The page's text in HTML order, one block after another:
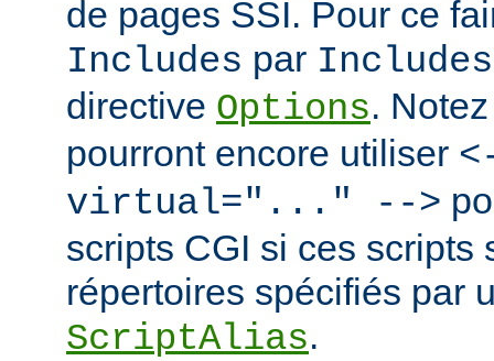
de pages SSI. Pour ce
Includes par
directive Options.
pourront encore utiliser
virtual="..." -->
scripts CGI si ces scripts
répertoires spécifiés par
ScriptAlias.